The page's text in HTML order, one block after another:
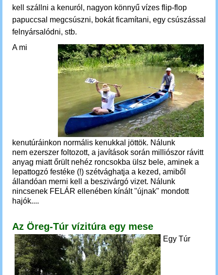
kell szállni a kenuról, nagyon könnyű vízes flip-flop
papuccsal megcsúszni, bokát ficamítani, egy csúszással
felnyársalódni, stb.
A mi
kenutúráinkon normális kenukkal jöttök. Nálunk
nem ezerszer foltozott, a javítások során milliószor rávitt
anyag miatt őrült nehéz roncsokba ülsz bele, aminek a
lepattogzó festéke (!) szétvághatja a kezed, amiből
állandóan merni kell a beszivárgó vizet. Nálunk
nincsenek FELÁR ellenében kínált "újnak" mondott
hajók....
Az Öreg-Túr vízitúra egy mese
Egy Túr